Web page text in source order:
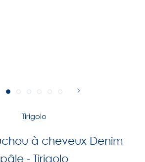
Tirigolo
à cheveux Denim
pâle - Tirigolo